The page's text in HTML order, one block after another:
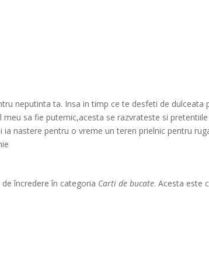
neputinta ta. Insa in timp ce te desfeti de dulceata
sa fie puternic,acesta se razvrateste si pretentiile
nastere pentru o vreme un teren prielnic pentru
încredere în categoria Carti de bucate. Acesta este